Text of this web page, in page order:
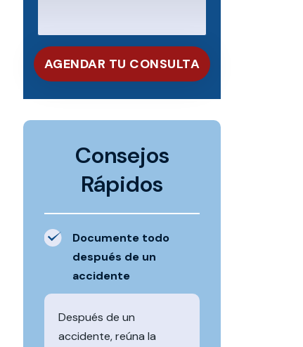
Consejos
Rápidos
Documente todo
después de un
accidente
Después de un
accidente, reúna la